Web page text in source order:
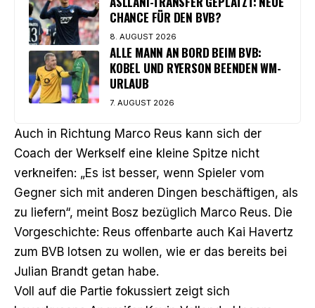
CHANCE FÜR DEN BVB?
8. AUGUST 2026
ALLE MANN AN BORD BEIM BVB:
KOBEL UND RYERSON BEENDEN WM-
URLAUB
7. AUGUST 2026
Auch in Richtung Marco Reus kann sich der
Coach der Werkself eine kleine Spitze nicht
verkneifen: „Es ist besser, wenn Spieler vom
Gegner sich mit anderen Dingen beschäftigen, als
zu liefern“, meint Bosz bezüglich Marco Reus. Die
Vorgeschichte: Reus offenbarte auch Kai Havertz
zum BVB lotsen zu wollen, wie er das bereits bei
Julian Brandt getan habe.
Voll auf die Partie fokussiert zeigt sich